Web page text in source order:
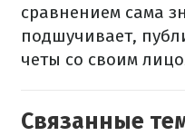
сравнением сама
подшучивает,
четы со своим
Связанные